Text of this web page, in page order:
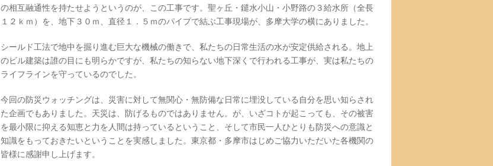
の相互融通性を持たせようというのが、この工事です。聖ヶ丘・鑓水小山・小野路の３給水所（全長
１２ｋｍ）を、地下３０ｍ、直径１．５ｍのパイプで結ぶ工事現場が、多摩大学の横にありました。
シールド工法で地中を掘り進む巨大な機械の働きで、私たちの日常生活の水が安定供給される。地上
のビル建築は誰の目にも明らかですが、私たちの知らない地下深くで行われる工事が、実は私たちの
ライフラインを守っているのでした。
今回の防災ウォッチングは、災害に対して無関心・無防備な日常に埋没している自分を思い知らされ
た企画でもありました。天災は、防げるものではありません。が、いざコトが起こっても、その被害
を最小限に抑える知恵と力を人間は持っているということ、そして市民一人ひとりも防災への意識と
知識をもっておきたいということを実感しました。東京都・多摩市はじめご協力いただいた各機関の
皆様に感謝申し上げます。